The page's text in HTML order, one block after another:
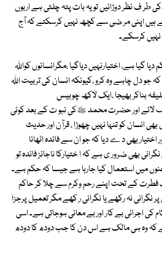
طر ف نظر دوڑائیں تو یہ بات پتہ چلتی ہے اربوں
ہیں اپنی مر ضی سے کچھ نہیں کرسکتے کہ آج
کرسکے۔
ہے، اختیارنہیں دیاگیا ،مگرانسانوں کواللہ
کہ جو دل چاہے وہ کرو ،کیونکہ انسان کی تربیت اللہ
بناکر بھیجا ،ایک لاکھ چوبیس
لائے اور حضرت محمد ﷺکی نبو ت کے بعد کوئی
انسان کو تنہا نہیں چھوڑا ، قرآن اور حدیث
اختیار بھی د ے دیا کہ جو ان سے فائدہ اٹھانا
بھی ضرور ی ہے کہ ا ختیارکا ناجائز فائدہ تو
معنوں میں استعمال کیا جارہا ہے جیسا کہ حکم ہے۔
فطرت کے تحت اپنے رحم وکرم سے چلا کر حاکم
نہ رکھے یا نگرانی ر کھے مگر تعمیل پرجزا
کی اجرائی بے کار اور بے معانی ہوجاتی ہے۔ اسی
کہ وہ ہی مالک ہے اس دن کا جب دودھ کا دودھ